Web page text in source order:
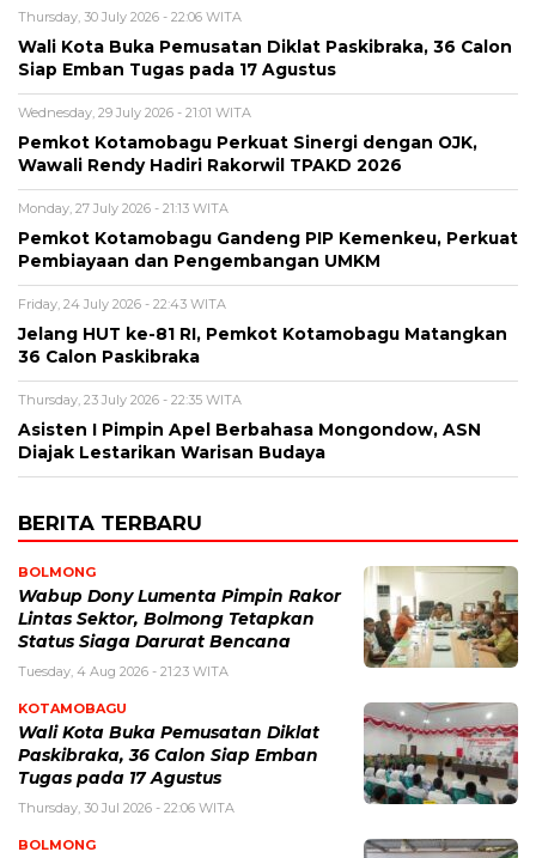
Thursday, 30 July 2026 - 22:06 WITA
Wali Kota Buka Pemusatan Diklat Paskibraka, 36 Calon
Siap Emban Tugas pada 17 Agustus
Wednesday, 29 July 2026 - 21:01 WITA
Pemkot Kotamobagu Perkuat Sinergi dengan OJK,
Wawali Rendy Hadiri Rakorwil TPAKD 2026
Monday, 27 July 2026 - 21:13 WITA
Pemkot Kotamobagu Gandeng PIP Kemenkeu, Perkuat
Pembiayaan dan Pengembangan UMKM
Friday, 24 July 2026 - 22:43 WITA
Jelang HUT ke-81 RI, Pemkot Kotamobagu Matangkan
36 Calon Paskibraka
Thursday, 23 July 2026 - 22:35 WITA
Asisten I Pimpin Apel Berbahasa Mongondow, ASN
Diajak Lestarikan Warisan Budaya
BERITA TERBARU
BOLMONG
Wabup Dony Lumenta Pimpin Rakor
Lintas Sektor, Bolmong Tetapkan
Status Siaga Darurat Bencana
Tuesday, 4 Aug 2026 - 21:23 WITA
KOTAMOBAGU
Wali Kota Buka Pemusatan Diklat
Paskibraka, 36 Calon Siap Emban
Tugas pada 17 Agustus
Thursday, 30 Jul 2026 - 22:06 WITA
BOLMONG